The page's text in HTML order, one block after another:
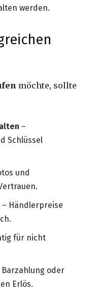
werden.
möchte, sollte
–
Schlüssel
und
– Händlerpreise
für nicht
Barzahlung oder
Erlös.